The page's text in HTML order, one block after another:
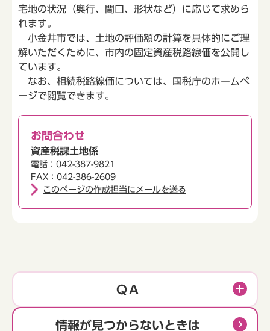
宅地の状況（奥行、間口、形状など）に応じて求めら
れます。
小金井市では、土地の評価額の計算を具体的にご理
解いただくために、市内の固定資産税路線価を公開し
ています。
なお、相続税路線価については、国税庁のホームペ
ージで閲覧できます。
お問合わせ
資産税課土地係
電話：042-387-9821
FAX：042-386-2609
このページの作成担当にメールを送る
ＱＡ
情報が見つからないときは